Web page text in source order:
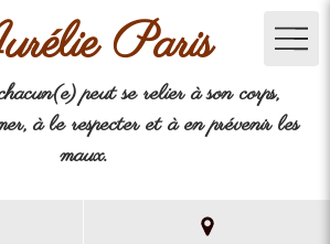
Paris
peut se relier à son corps,
à le respecter et à en prévenir les
maux.